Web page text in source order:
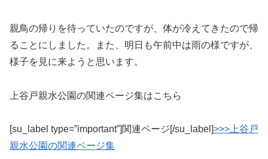
親鳥の帰りを待っていたのですが、体が冷えてきたので帰
ることにしました。また、明日も午前中は雨の様ですが、
様子を見に来ようと思います。
上谷戸親水公園の関連ページ集はこちら
[su_label type=”important”]関連ページ[/su_label]>>>上谷戸
親水公園の関連ページ集